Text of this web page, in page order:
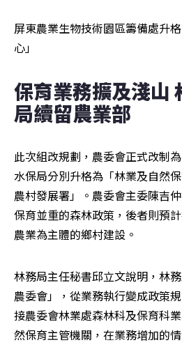
屏東農業生物技術園區籌備處升
心」
保育業務擴及淺山
局續留農業部
此次組改規劃，農委會正式改制
水保局分別升格為「林業及自然
農村發展署」。農委會主委陳吉仲
保育並重的森林政策，後者則預
農業為主體的鄉村建設。
林務局主任秘書邱立文說明，林
農委會」，從業務執行變成政策
接農委會林業處森林科及保育科
然保育主管機關，在業務增加的